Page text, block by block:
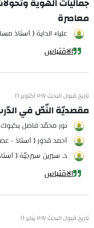
معاصرة
علياء الداية ( أستاذ
الاقتباس
تاريخ قبول البحث ٢٠١٧ أكتوبر ١٦
مقصديّة النّصّ في
نور محمّد فاضل بكبوك
أحمد قدور ( أستاذ -
د. سيرين سيرجيّة (
الاقتباس
تاريخ قبول البحث ٢٠١٧ يناير ١٦